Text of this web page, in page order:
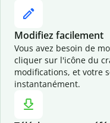
Modifiez facilement
Vous avez besoin de
cliquer sur l'icône du
modifications, et votre
instantanément.